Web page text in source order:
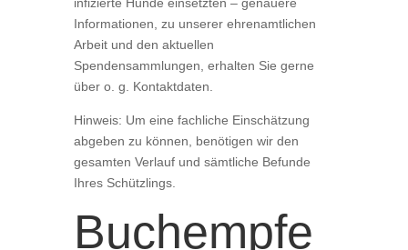
infizierte Hunde einsetzten – genauere
Informationen, zu unserer ehrenamtlichen
Arbeit und den aktuellen
Spendensammlungen, erhalten Sie gerne
über o. g. Kontaktdaten.
Hinweis: Um eine fachliche Einschätzung
abgeben zu können, benötigen wir den
gesamten Verlauf und sämtliche Befunde
Ihres Schützlings.
Buchempfe